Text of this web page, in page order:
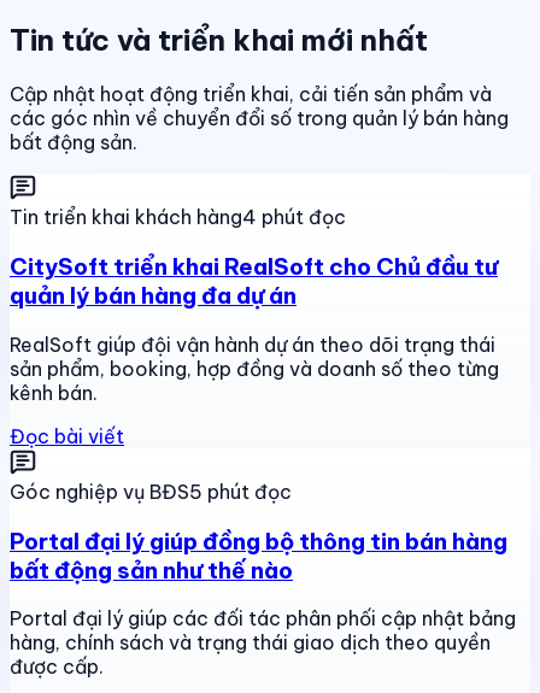
Tin tức và triển khai mới nhất
Cập nhật hoạt động triển khai, cải tiến sản phẩm và
các góc nhìn về chuyển đổi số trong quản lý bán hàng
bất động sản.
Tin triển khai khách hàng4 phút đọc
CitySoft triển khai RealSoft cho Chủ đầu tư
quản lý bán hàng đa dự án
RealSoft giúp đội vận hành dự án theo dõi trạng thái
sản phẩm, booking, hợp đồng và doanh số theo từng
kênh bán.
Đọc bài viết
Góc nghiệp vụ BĐS5 phút đọc
Portal đại lý giúp đồng bộ thông tin bán hàng
bất động sản như thế nào
Portal đại lý giúp các đối tác phân phối cập nhật bảng
hàng, chính sách và trạng thái giao dịch theo quyền
được cấp.